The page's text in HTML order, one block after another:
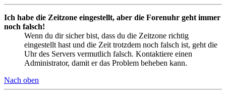
Ich habe die Zeitzone eingestellt, aber die Forenuhr geht immer
noch falsch!
Wenn du dir sicher bist, dass du die Zeitzone richtig
eingestellt hast und die Zeit trotzdem noch falsch ist, geht die
Uhr des Servers vermutlich falsch. Kontaktiere einen
Administrator, damit er das Problem beheben kann.
Nach oben